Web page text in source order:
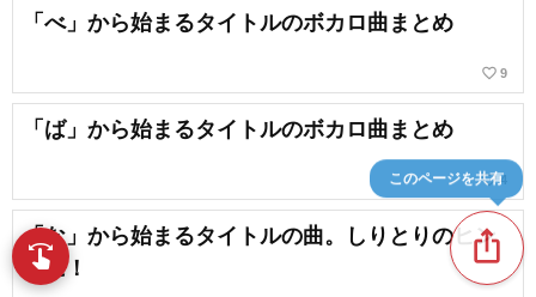
「べ」から始まるタイトルのボカロ曲まとめ
favorite_border 9
「ば」から始まるタイトルのボカロ曲まとめ
favorite_border4
「な」から始まるタイトルの曲。しりとりのヒン
トに！
ios_share
このページを共有
swipe 指先で音楽をブラウズ